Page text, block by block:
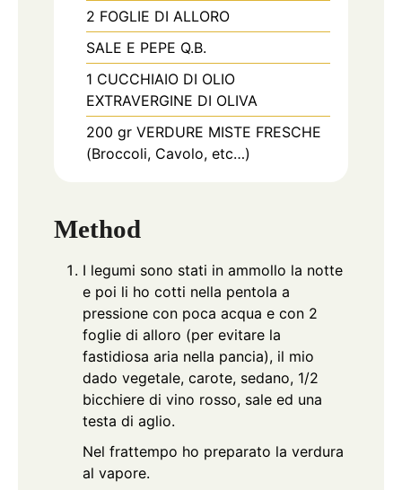
2 FOGLIE DI ALLORO
SALE E PEPE Q.B.
1 CUCCHIAIO DI OLIO
EXTRAVERGINE DI OLIVA
200 gr VERDURE MISTE FRESCHE
(Broccoli, Cavolo, etc…)
Method
I legumi sono stati in ammollo la notte
e poi li ho cotti nella pentola a
pressione con poca acqua e con 2
foglie di alloro (per evitare la
fastidiosa aria nella pancia), il mio
dado vegetale, carote, sedano, 1/2
bicchiere di vino rosso, sale ed una
testa di aglio.
Nel frattempo ho preparato la verdura
al vapore.